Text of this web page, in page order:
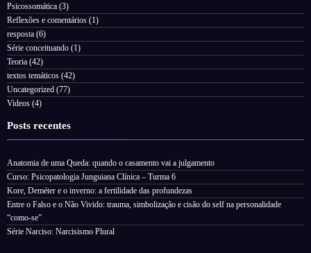
Psicossomática (3)
Reflexões e comentários (1)
resposta (6)
Série conceituando (1)
Teoria (42)
textos temáticos (42)
Uncategorized (77)
Videos (4)
Posts recentes
Anatomia de uma Queda: quando o casamento vai a julgamento
Curso: Psicopatologia Junguiana Clínica – Turma 6
Kore, Deméter e o inverno: a fertilidade das profundezas
Entre o Falso e o Não Vivido: trauma, simbolização e cisão do self na personalidade
“como-se”
Série Narciso: Narcisismo Plural